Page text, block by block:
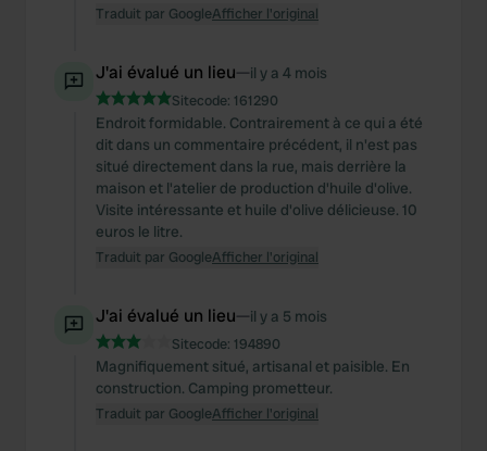
Traduit par GoogleAfficher l'original
J'ai évalué un lieu—il y a 4 mois
Sitecode: 161290
Endroit formidable. Contrairement à ce qui a été
dit dans un commentaire précédent, il n'est pas
situé directement dans la rue, mais derrière la
maison et l'atelier de production d'huile d'olive.
Visite intéressante et huile d'olive délicieuse. 10
euros le litre.
Traduit par GoogleAfficher l'original
J'ai évalué un lieu—il y a 5 mois
Sitecode: 194890
Magnifiquement situé, artisanal et paisible. En
construction. Camping prometteur.
Traduit par GoogleAfficher l'original